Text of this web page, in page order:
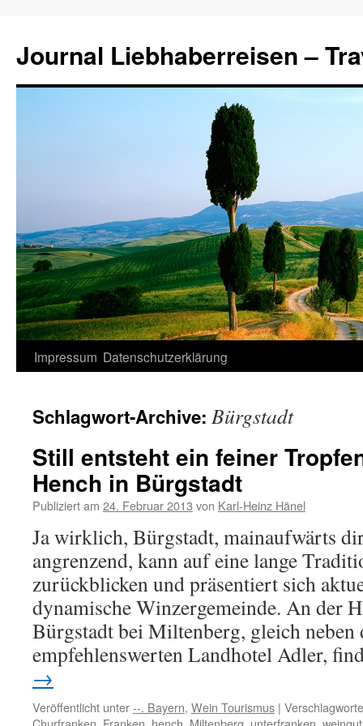
Journal Liebhaberreisen –
Zum
springen
Impressum Datenschutzerklärung
Schlagwort-Archive: Bürgstadt
Still entsteht ein feiner
Hench in Bürgstadt
Publiziert am 24. Februar 2013 von Karl-Heinz Hänel
Ja wirklich, Bürgstadt, mainaufwärts
angrenzend, kann auf eine lange
zurückblicken und präsentiert sich
dynamische Winzergemeinde. An der
Bürgstadt bei Miltenberg, gleich neben
empfehlenswerten Landhotel Adler,
→
Veröffentlicht unter--. Bayern, Wein Tourismus |